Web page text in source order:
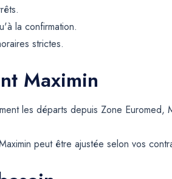
la confirmation.
strictes.
Maximin
les départs depuis Zone
peut être ajustée selon vos